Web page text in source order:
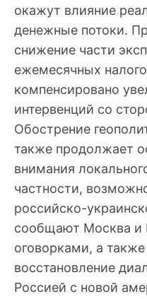
окажут влияние
денежные потоки.
снижение части
ежемесячных
компенсировано
интервенций со
Обострение
также продолжает
внимания
частности,
российско-
сообщают Москва и
оговорками, а
восстановление
Россией с новой